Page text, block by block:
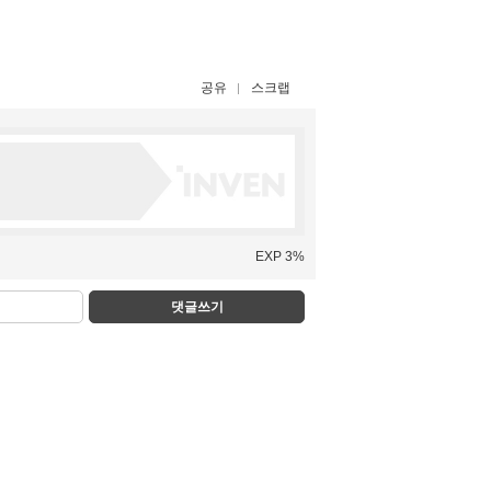
공유 스크랩
EXP 3%
댓글쓰기